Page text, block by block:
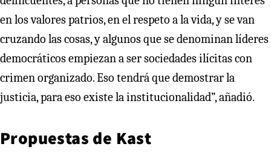
en los valores patrios, en el respeto a la vida, y se van
cruzando las cosas, y algunos que se denominan líderes
democráticos empiezan a ser sociedades ilícitas con
crimen organizado. Eso tendrá que demostrar la
justicia, para eso existe la institucionalidad”, añadió.
Propuestas de Kast